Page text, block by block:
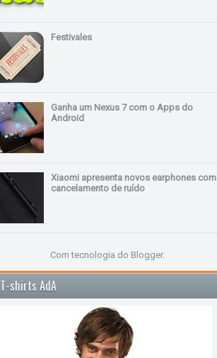
Festivales
Ganha um Nexus 7 com o Apps do
Android
Xiaomi apresenta novos earphones com
cancelamento de ruído
Com tecnologia do Blogger.
T-shirts AdA